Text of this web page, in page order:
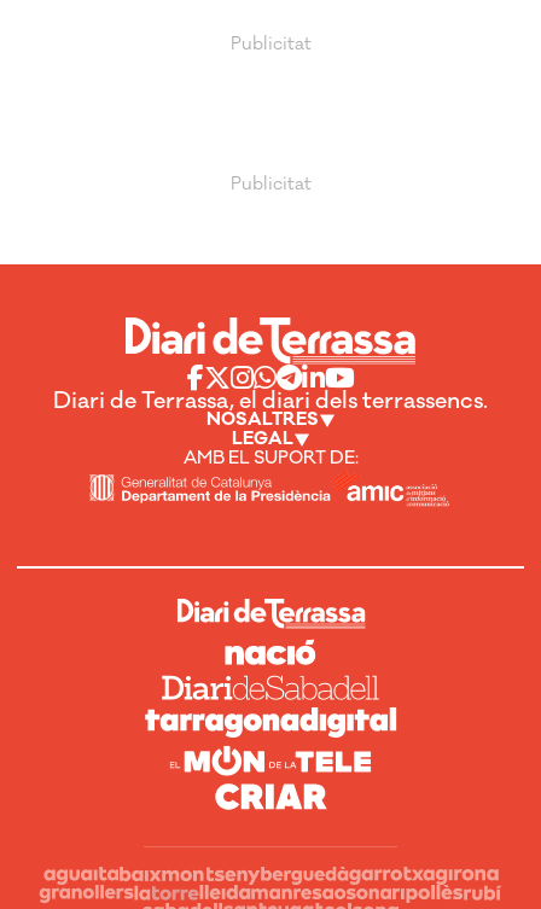
Diari de Terrassa, el diari dels terrassencs.
NOSALTRES
LEGAL
AMB EL SUPORT DE: